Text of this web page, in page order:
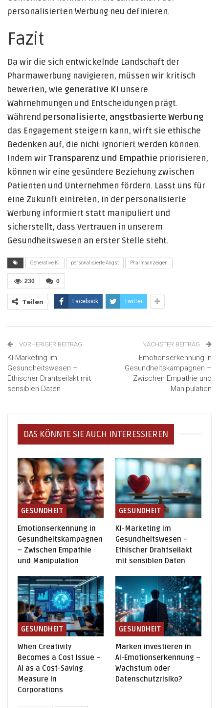
personalisierten Werbung neu definieren.
Fazit
Da wir die sich entwickelnde Landschaft der
Pharmawerbung navigieren, müssen wir kritisch
bewerten, wie generative KI unsere
Wahrnehmungen und Entscheidungen prägt.
Während personalisierte, angstbasierte Werbung
das Engagement steigern kann, wirft sie ethische
Bedenken auf, die nicht ignoriert werden können.
Indem wirTransparenz und Empathie priorisieren,
können wir eine gesündere Beziehung zwischen
Patienten und Unternehmen fördern. Lasst uns für
eine Zukunft eintreten, in der personalisierte
Werbung informiert statt manipuliert und
sicherstellt, dass Vertrauen in unserem
Gesundheitswesen an erster Stelle steht.
Generative KI personalisierte Angst Pharmaanzeigen
0
230
Teilen Facebook Twitter
VORHERIGER BEITRAG
KI-Marketing im
Gesundheitswesen –
Ethischer Drahtseilakt mit
sensiblen Daten
NÄCHSTER BEITRAG
Emotionserkennung in
Gesundheitskampagnen –
Zwischen Empathie und
Manipulation
DAS KÖNNTE SIE AUCH INTERESSIEREN
GESUNDHEIT
Emotionserkennung in
Gesundheitskampagnen
– Zwischen Empathie
und Manipulation
GESUNDHEIT
KI-Marketing im
Gesundheitswesen –
Ethischer Drahtseilakt
mit sensiblen Daten
GESUNDHEIT
When Creativity
Becomes a Cost Issue –
AI as a Cost-Saving
Measure in
Corporations
GESUNDHEIT
Marken investieren in
AI-Emotionserkennung –
Wachstum oder
Datenschutzrisiko?